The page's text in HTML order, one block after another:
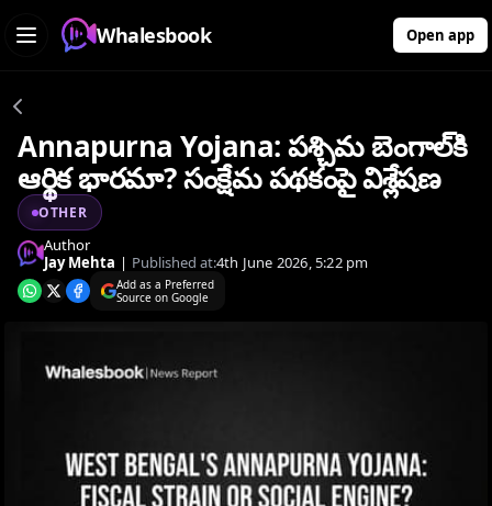
Whalesbook Open app
Annapurna Yojana: పశ్చిమ బెంగాల్‌కి
ఆర్థిక భారమా? సంక్షేమ పథకంపై విశ్లేషణ
OTHER
Author
Jay Mehta | Published at:4th June 2026, 5:22 pm
Add as a Preferred
Source on Google